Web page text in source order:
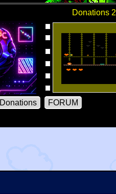
Donations
Donations
FORUM